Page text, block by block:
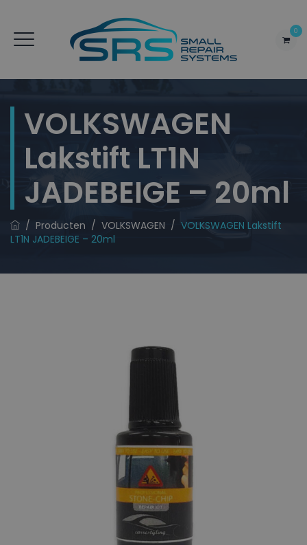
0
VOLKSWAGEN
Lakstift LT1N
JADEBEIGE – 20ml
/ Producten / VOLKSWAGEN / VOLKSWAGEN Lakstift
LT1N JADEBEIGE – 20ml